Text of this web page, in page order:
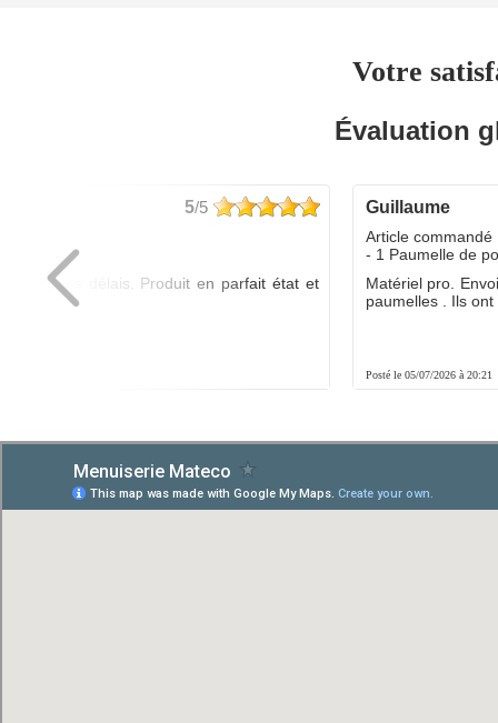
Votre
Évaluation
5/5
dans les délais. Produit en parfait état et
guillaume
Posté le 05/07/2026 à 20:21
Article commandé
- 1 Paumelle de
Matériel pro.
paumelles . Ils ont